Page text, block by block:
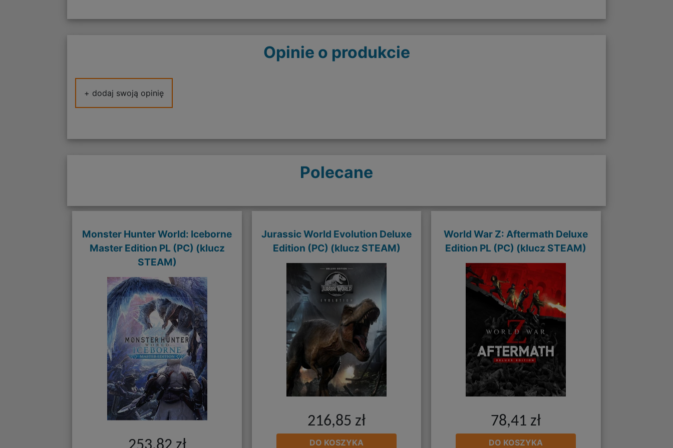
Opinie o produkcie
+ dodaj swoją opinię
Polecane
Monster Hunter World: Iceborne
Master Edition PL (PC) (klucz
STEAM)
Jurassic World Evolution Deluxe
Edition (PC) (klucz STEAM)
216,85 zł
DO KOSZYKA
World War Z: Aftermath Deluxe
Edition PL (PC) (klucz STEAM)
78,41 zł
DO KOSZYKA